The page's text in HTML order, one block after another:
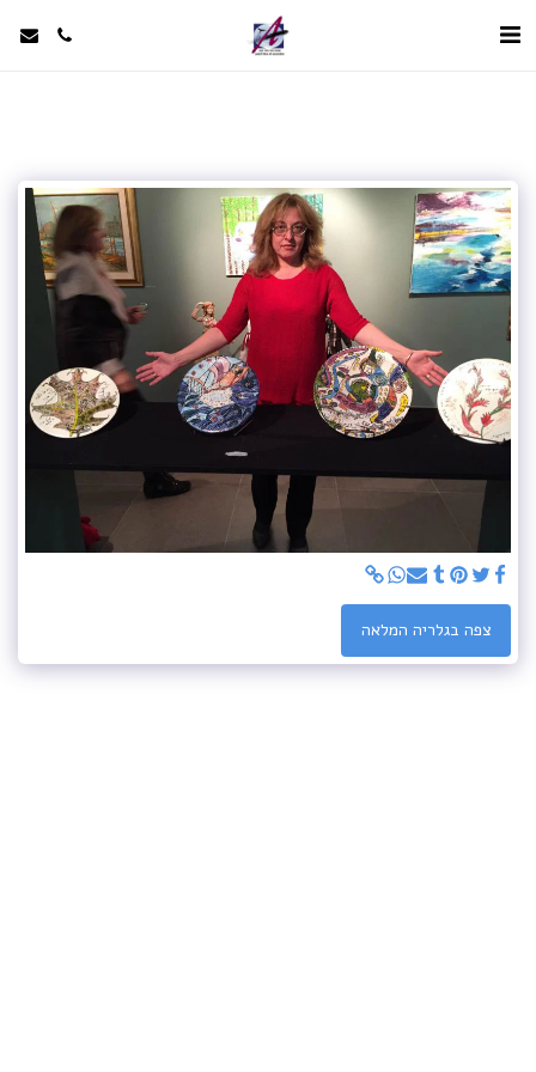
צפה בגלריה המלאה